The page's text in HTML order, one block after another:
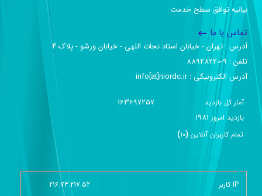
بیانیه توافق سطح خدمت
تماس با ما
آدرس :‌ تهران - خیابان استاد نجات اللهی - خیابان ورشو - پلاک ۴
تلفن :‌ 9-88928220
آدرس الکترونیکی :‌ info[at]niordc.ir
آمار کل بازدید 163697257
بازديد امروز 1981
تمام کاربران آنلاين (
10
)
IP کاربر
216.73.217.52